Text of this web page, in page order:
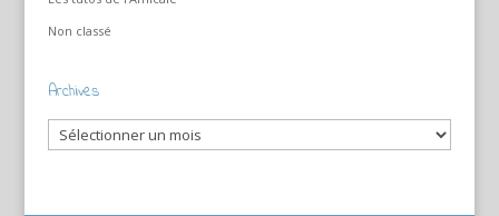
Non classé
Archives
Archives